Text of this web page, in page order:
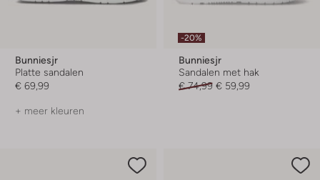
Bunniesjr
Platte sandalen
€ 69,99
+ meer kleuren
-20%
Bunniesjr
Sandalen met hak
€ 74,99 € 59,99